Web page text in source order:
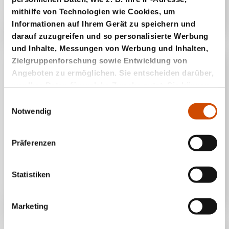
mithilfe von Technologien wie Cookies, um
Informationen auf Ihrem Gerät zu speichern und
darauf zuzugreifen und so personalisierte Werbung
und Inhalte, Messungen von Werbung und Inhalten,
Zielgruppenforschung sowie Entwicklung von
Angeboten zu ermöglichen. Sie entscheiden darüber,
oder durch Klicken auf das Privacy Trigger Symbol
Wenn Sie es erlauben, würden wir auch gerne:
erfassen, welche bis auf einige Meter genau sein
bestimmten Merkmalen (Fingerprinting)
Notwendig
Präferenzen
Statistiken
Marketing